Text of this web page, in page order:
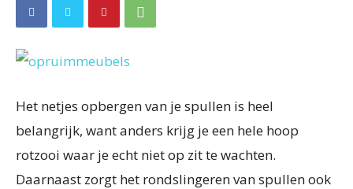
Het netjes opbergen van je spullen is heel
belangrijk, want anders krijg je een hele hoop
rotzooi waar je echt niet op zit te wachten.
Daarnaast zorgt het rondslingeren van spullen ook